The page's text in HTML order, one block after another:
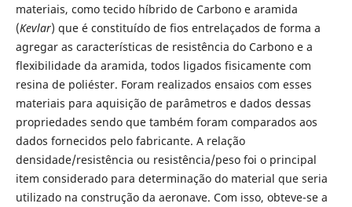
materiais, como tecido híbrido de Carbono e aramida
(Kevlar) que é constituído de fios entrelaçados de forma a
agregar as características de resistência do Carbono e a
flexibilidade da aramida, todos ligados fisicamente com
resina de poliéster. Foram realizados ensaios com esses
materiais para aquisição de parâmetros e dados dessas
propriedades sendo que também foram comparados aos
dados fornecidos pelo fabricante. A relação
densidade/resistência ou resistência/peso foi o principal
item considerado para determinação do material que seria
utilizado na construção da aeronave. Com isso, obteve-se a